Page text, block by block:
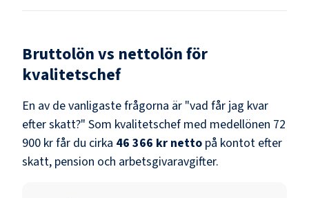
Bruttolön vs nettolön för
kvalitetschef
En av de vanligaste frågorna är "vad får jag kvar
efter skatt?" Som kvalitetschef med medellönen 72
900 krfår du cirka 46 366 kr netto på kontot efter
skatt, pension och arbetsgivaravgifter.